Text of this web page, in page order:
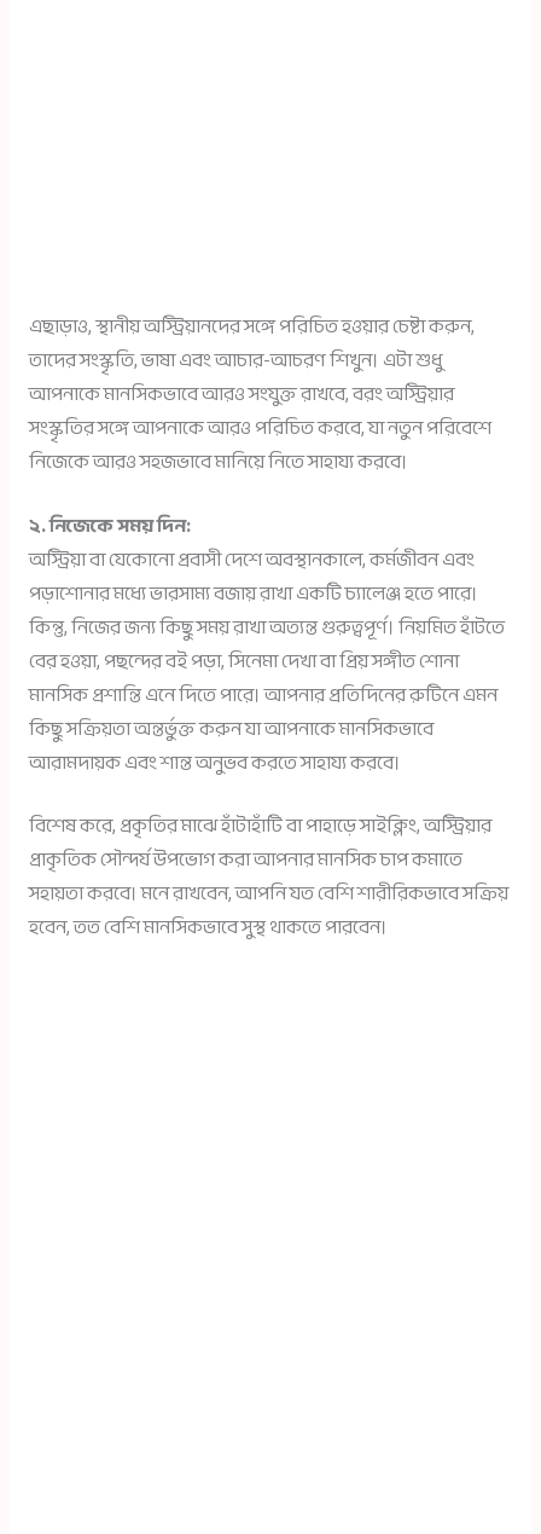
এছাড়াও, স্থানীয় অস্ট্রিয়ানদের সঙ্গে পরিচিত হওয়ার চেষ্টা করুন,
তাদের সংস্কৃতি, ভাষা এবং আচার-আচরণ শিখুন। এটা শুধু
আপনাকে মানসিকভাবে আরও সংযুক্ত রাখবে, বরং অস্ট্রিয়ার
সংস্কৃতির সঙ্গে আপনাকে আরও পরিচিত করবে, যা নতুন পরিবেশে
নিজেকে আরও সহজভাবে মানিয়ে নিতে সাহায্য করবে।
২. নিজেকে সময় দিন:
অস্ট্রিয়া বা যেকোনো প্রবাসী দেশে অবস্থানকালে, কর্মজীবন এবং
পড়াশোনার মধ্যে ভারসাম্য বজায় রাখা একটি চ্যালেঞ্জ হতে পারে।
কিন্তু, নিজের জন্য কিছু সময় রাখা অত্যন্ত গুরুত্বপূর্ণ। নিয়মিত হাঁটতে
বের হওয়া, পছন্দের বই পড়া, সিনেমা দেখা বা প্রিয় সঙ্গীত শোনা
মানসিক প্রশান্তি এনে দিতে পারে। আপনার প্রতিদিনের রুটিনে এমন
কিছু সক্রিয়তা অন্তর্ভুক্ত করুন যা আপনাকে মানসিকভাবে
আরামদায়ক এবং শান্ত অনুভব করতে সাহায্য করবে।
বিশেষ করে, প্রকৃতির মাঝে হাঁটাহাঁটি বা পাহাড়ে সাইক্লিং, অস্ট্রিয়ার
প্রাকৃতিক সৌন্দর্য উপভোগ করা আপনার মানসিক চাপ কমাতে
সহায়তা করবে। মনে রাখবেন, আপনি যত বেশি শারীরিকভাবে সক্রিয়
হবেন, তত বেশি মানসিকভাবে সুস্থ থাকতে পারবেন।